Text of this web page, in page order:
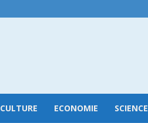
GuineeConakry.online
CULTURE ECONOMIE SCIENCE